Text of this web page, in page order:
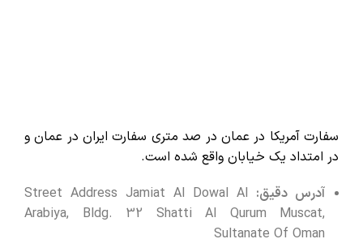
سفارت آمریکا در عمان در صد متری سفارت ایران در عمان و
در امتداد یک خیابان واقع شده است.
آدرس دقیق: Street Address Jamiat Al Dowal Al
Arabiya, Bldg. 32 Shatti Al Qurum Muscat,
Sultanate Of Oman